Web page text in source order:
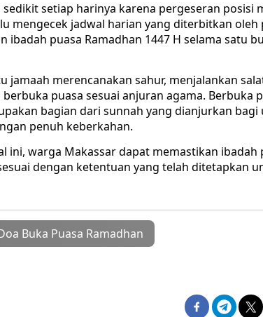
setiap harinya karena pergeseran posisi
mengecek jadwal harian yang diterbitkan oleh
puasa Ramadhan 1447 H selama satu
jamaah merencanakan sahur, menjalankan
puasa sesuai anjuran agama. Berbuka
bagian dari sunnah yang dianjurkan bagi
penuh keberkahan.
ini, warga Makassar dapat memastikan ibadah
dengan ketentuan yang telah ditetapkan
Buka Puasa Ramadhan